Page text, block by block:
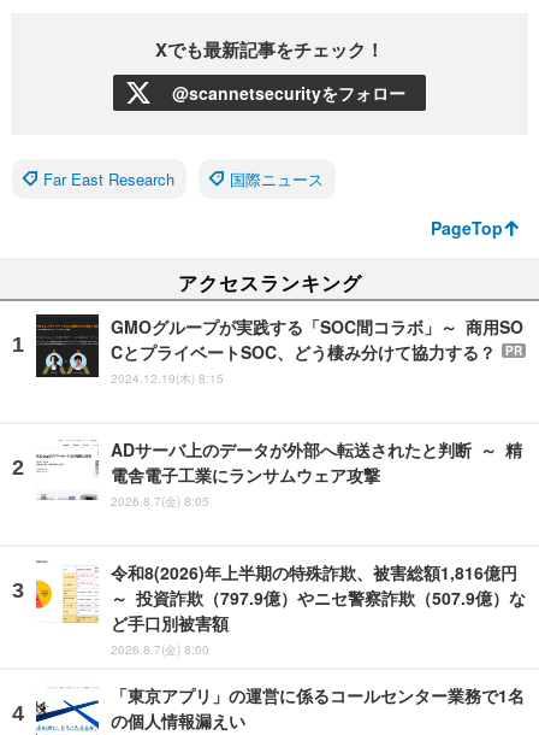
Xでも最新記事をチェック！
@scannetsecurityをフォロー
Far East Research 国際ニュース
PageTop
アクセスランキング
GMOグループが実践する「SOC間コラボ」～ 商用SO
CとプライベートSOC、どう棲み分けて協力する？
PR
2024.12.19(木) 8:15
ADサーバ上のデータが外部へ転送されたと判断 ～ 精
電舎電子工業にランサムウェア攻撃
2026.8.7(金) 8:05
令和8(2026)年上半期の特殊詐欺、被害総額1,816億円
～ 投資詐欺（797.9億）やニセ警察詐欺（507.9億）な
ど手口別被害額
2026.8.7(金) 8:00
「東京アプリ」の運営に係るコールセンター業務で1名
の個人情報漏えい